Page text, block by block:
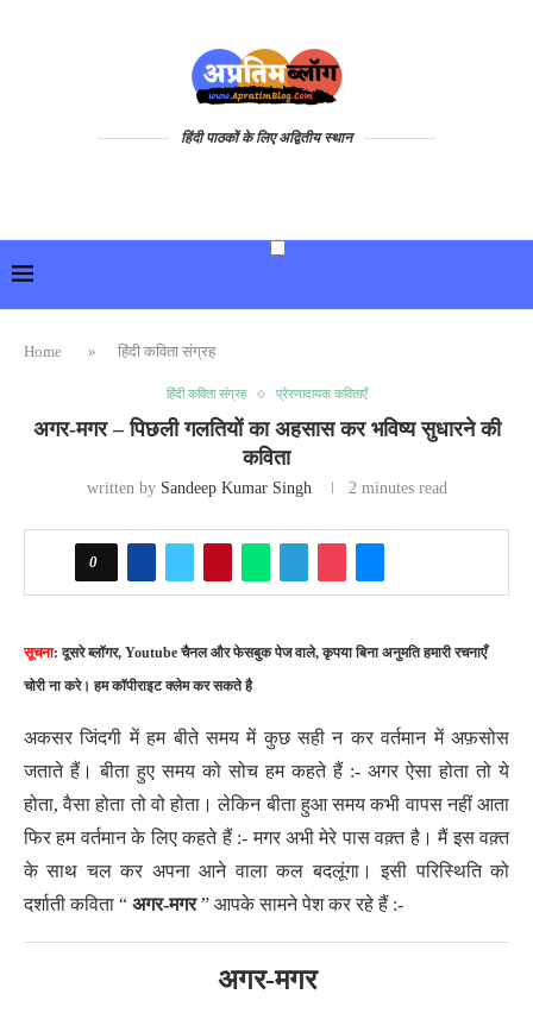
हिंदी पाठकों के लिए अद्वितीय स्थान
Home » हिंदी कविता संग्रह
हिंदी कविता संग्रह प्रेरणादायक कविताएँ
अगर-मगर – पिछली गलतियों का अहसास कर भविष्य सुधारने की
कविता
written by Sandeep Kumar Singh 2 minutes read
0
सूचना: दूसरे ब्लॉगर, Youtube चैनल और फेसबुक पेज वाले, कृपया बिना अनुमति हमारी रचनाएँ
चोरी ना करे। हम कॉपीराइट क्लेम कर सकते है
अकसर जिंदगी में हम बीते समय में कुछ सही न कर वर्तमान में अफ़सोस
जताते हैं। बीता हुए समय को सोच हम कहते हैं :- अगर ऐसा होता तो ये
होता, वैसा होता तो वो होता। लेकिन बीता हुआ समय कभी वापस नहीं आता
फिर हम वर्तमान के लिए कहते हैं :- मगर अभी मेरे पास वक़्त है। मैं इस वक़्त
के साथ चल कर अपना आने वाला कल बदलूंगा। इसी परिस्थिति को
दर्शाती कविता “ अगर-मगर” आपके सामने पेश कर रहे हैं :-
अगर-मगर